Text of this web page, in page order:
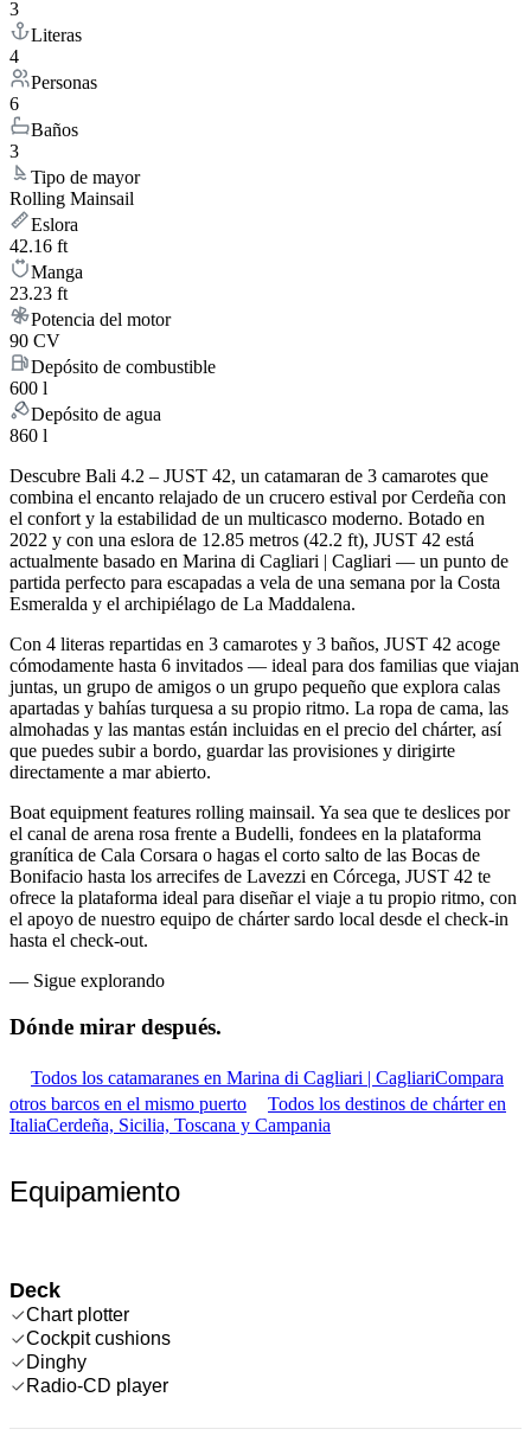
3
Literas
4
Personas
6
Baños
3
Tipo de mayor
Rolling Mainsail
Eslora
42.16 ft
Manga
23.23 ft
Potencia del motor
90 CV
Depósito de combustible
600 l
Depósito de agua
860 l
Descubre Bali 4.2 – JUST 42, un catamaran de 3 camarotes que
combina el encanto relajado de un crucero estival por Cerdeña con
el confort y la estabilidad de un multicasco moderno. Botado en
2022 y con una eslora de 12.85 metros (42.2 ft), JUST 42 está
actualmente basado en Marina di Cagliari | Cagliari — un punto de
partida perfecto para escapadas a vela de una semana por la Costa
Esmeralda y el archipiélago de La Maddalena.
Con 4 literas repartidas en 3 camarotes y 3 baños, JUST 42 acoge
cómodamente hasta 6 invitados — ideal para dos familias que viajan
juntas, un grupo de amigos o un grupo pequeño que explora calas
apartadas y bahías turquesa a su propio ritmo. La ropa de cama, las
almohadas y las mantas están incluidas en el precio del chárter, así
que puedes subir a bordo, guardar las provisiones y dirigirte
directamente a mar abierto.
Boat equipment features rolling mainsail. Ya sea que te deslices por
el canal de arena rosa frente a Budelli, fondees en la plataforma
granítica de Cala Corsara o hagas el corto salto de las Bocas de
Bonifacio hasta los arrecifes de Lavezzi en Córcega, JUST 42 te
ofrece la plataforma ideal para diseñar el viaje a tu propio ritmo, con
el apoyo de nuestro equipo de chárter sardo local desde el check-in
hasta el check-out.
— Sigue explorando
Dónde mirar después.
Todos los catamaranes en Marina di Cagliari | CagliariCompara
otros barcos en el mismo puerto
Todos los destinos de chárter en
ItaliaCerdeña, Sicilia, Toscana y Campania
Equipamiento
Deck
Chart plotter
Cockpit cushions
Dinghy
Radio-CD player